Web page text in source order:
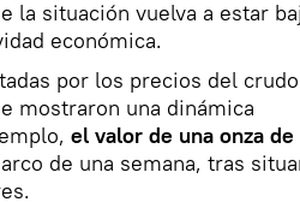
la situación vuelva a estar
económica.
por los precios del
mostraron una dinámica
el valor de una onza
de una semana, tras